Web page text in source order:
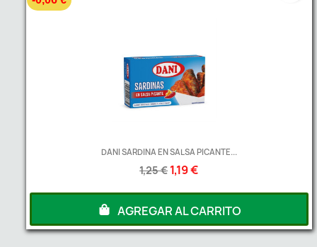
DANI SARDINA EN SALSA PICANTE...
1,25 € 1,19 €
AGREGAR AL CARRITO